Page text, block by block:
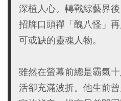
深植人心。轉戰綜藝界
招牌口頭禪「醜八怪」
可或缺的靈魂人物。
雖然在螢幕前總是霸氣
活卻充滿波折。他生前